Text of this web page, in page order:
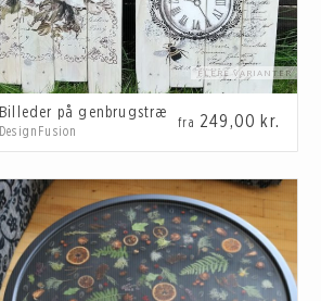
Billeder på genbrugstræ
fra 249,00 kr.
DesignFusion